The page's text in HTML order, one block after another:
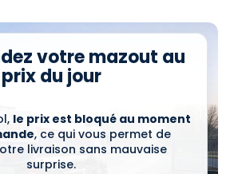
votre mazout au
prix du jour
le prix est bloqué au moment
, ce qui vous permet de
livraison sans mauvaise
surprise.